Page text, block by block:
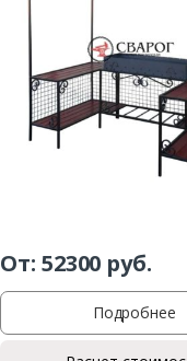
От: 52300 руб.
Подробнее